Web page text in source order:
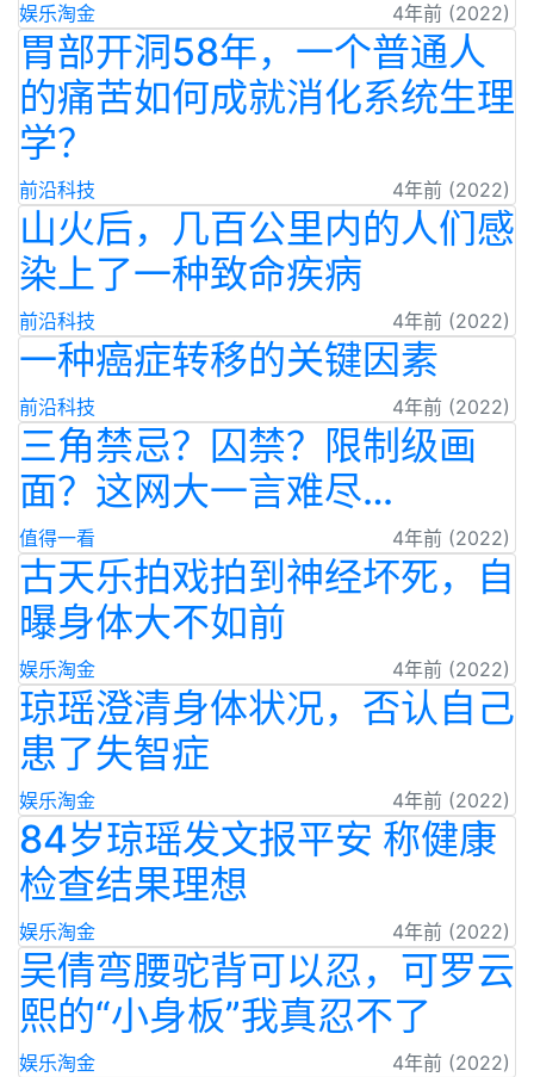
娱乐淘金 4年前 (2022)
胃部开洞58年，一个普通人
的痛苦如何成就消化系统生理
学？
前沿科技 4年前 (2022)
山火后，几百公里内的人们感
染上了一种致命疾病
前沿科技 4年前 (2022)
一种癌症转移的关键因素
前沿科技 4年前 (2022)
三角禁忌？囚禁？限制级画
面？这网大一言难尽…
值得一看 4年前 (2022)
古天乐拍戏拍到神经坏死，自
曝身体大不如前
娱乐淘金 4年前 (2022)
琼瑶澄清身体状况，否认自己
患了失智症
娱乐淘金 4年前 (2022)
84岁琼瑶发文报平安 称健康
检查结果理想
娱乐淘金 4年前 (2022)
吴倩弯腰驼背可以忍，可罗云
熙的“小身板”我真忍不了
娱乐淘金 4年前 (2022)